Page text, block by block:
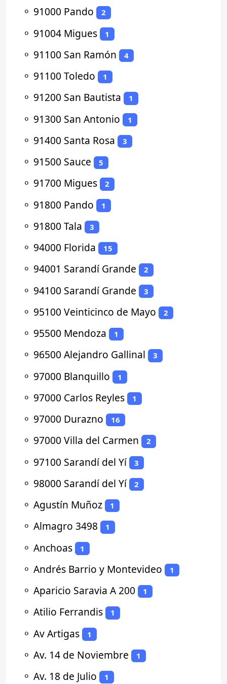
⚬ 91000 Pando 2
⚬ 91004 Migues 1
⚬ 91100 San Ramón 4
⚬ 91100 Toledo 1
⚬ 91200 San Bautista 1
⚬ 91300 San Antonio 1
⚬ 91400 Santa Rosa 3
⚬ 91500 Sauce 5
⚬ 91700 Migues 2
⚬ 91800 Pando 1
⚬ 91800 Tala 3
⚬ 94000 Florida 15
⚬ 94001 Sarandí Grande 2
⚬ 94100 Sarandí Grande 3
⚬ 95100 Veinticinco de Mayo 2
⚬ 95500 Mendoza 1
⚬ 96500 Alejandro Gallinal 3
⚬ 97000 Blanquillo 1
⚬ 97000 Carlos Reyles 1
⚬ 97000 Durazno 16
⚬ 97000 Villa del Carmen 2
⚬ 97100 Sarandí del Yí 3
⚬ 98000 Sarandí del Yí 2
⚬ Agustín Muñoz 1
⚬ Almagro 3498 1
⚬ Anchoas 1
⚬ Andrés Barrio y Montevideo 1
⚬ Aparicio Saravia A 200 1
⚬ Atilio Ferrandis 1
⚬ Av Artigas 1
⚬ Av. 14 de Noviembre 1
⚬ Av. 18 de Julio 1